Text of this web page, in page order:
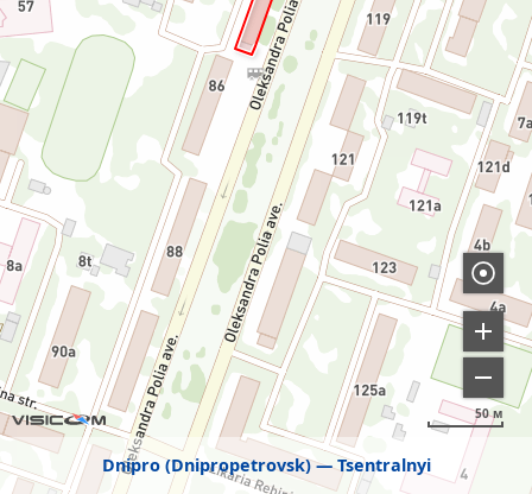
Dnipro (Dnipropetrovsk) Tsentralnyi
50 м